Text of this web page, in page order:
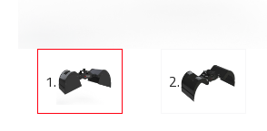
1. 2.